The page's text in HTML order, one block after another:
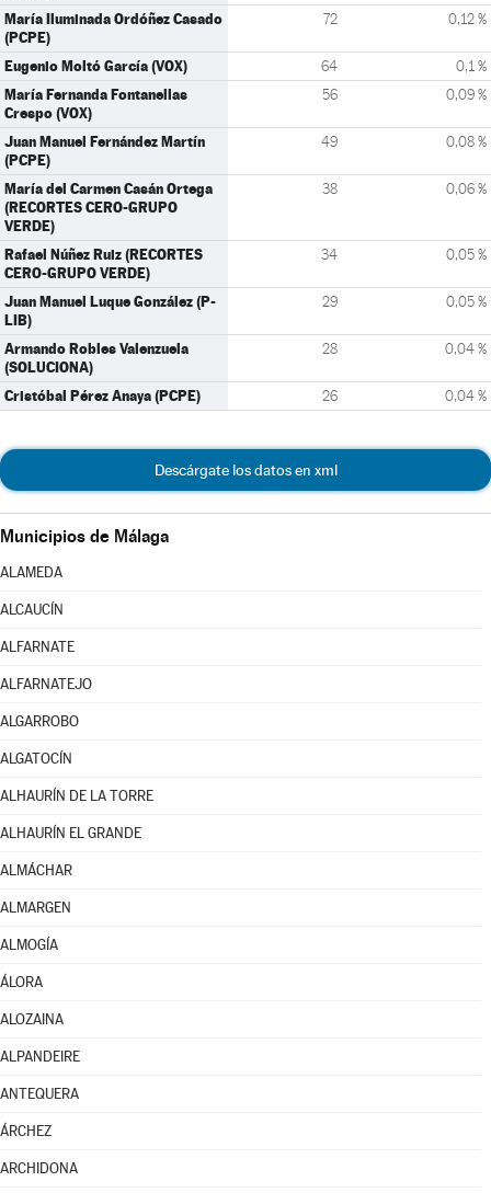
María Iluminada Ordóñez Casado
(PCPE)
72 0,12 %
Eugenio Moltó García (VOX) 64 0,1 %
María Fernanda Fontanellas
Crespo (VOX)
56 0,09 %
Juan Manuel Fernández Martín
(PCPE)
49 0,08 %
María del Carmen Casán Ortega
(RECORTES CERO-GRUPO
VERDE)
38 0,06 %
Rafael Núñez Ruiz (RECORTES
CERO-GRUPO VERDE)
34 0,05 %
Juan Manuel Luque González (P-
LIB)
29 0,05 %
Armando Robles Valenzuela
(SOLUCIONA)
28 0,04 %
Cristóbal Pérez Anaya (PCPE) 26 0,04 %
Descárgate los datos en xml
Municipios de Málaga
ALAMEDA
ALCAUCÍN
ALFARNATE
ALFARNATEJO
ALGARROBO
ALGATOCÍN
ALHAURÍN DE LA TORRE
ALHAURÍN EL GRANDE
ALMÁCHAR
ALMARGEN
ALMOGÍA
ÁLORA
ALOZAINA
ALPANDEIRE
ANTEQUERA
ÁRCHEZ
ARCHIDONA